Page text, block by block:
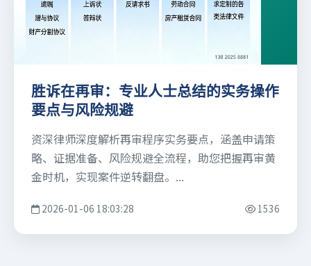
胜诉在再审：专业人士总结的实务操作
要点与风险规避
资深律师深度解析再审程序实务要点，涵盖申请策
略、证据准备、风险规避全流程，助您把握再审黄
金时机，实现案件逆转翻盘。...
2026-01-06 18:03:28 1536